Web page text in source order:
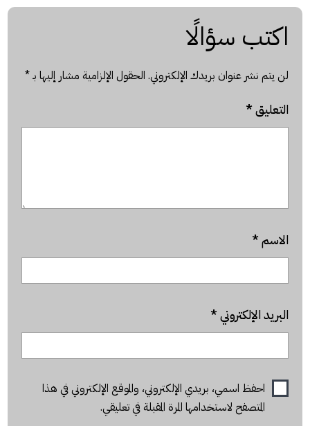
اكتب سؤالًا
لن يتم نشر عنوان بريدك الإلكتروني. الحقول الإلزامية مشار إليها بـ*
التعليق*
الاسم*
البريد الإلكتروني*
احفظ اسمي، بريدي الإلكتروني، والموقع الإلكتروني في هذا
المتصفح لاستخدامها المرة المقبلة في تعليقي.